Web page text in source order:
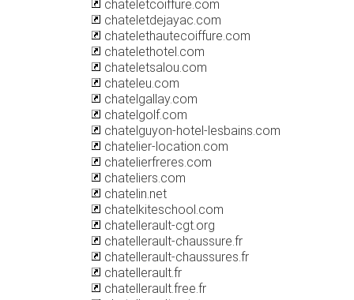
chateletcoiffure.com
chateletdejayac.com
chatelethautecoiffure.com
chatelethotel.com
chateletsalou.com
chateleu.com
chatelgallay.com
chatelgolf.com
chatelguyon-hotel-lesbains.com
chatelier-location.com
chatelierfreres.com
chateliers.com
chatelin.net
chatelkiteschool.com
chatellerault-cgt.org
chatellerault-chaussure.fr
chatellerault-chaussures.fr
chatellerault.fr
chatellerault.free.fr